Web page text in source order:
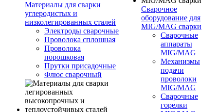
Материалы для сварки
углеродистых и
низколегированных сталей
Электроды сварочные
Проволока сплошная
Проволока
порошковая
Прутки присадочные
Флюс сварочный
Сварочное
оборудование для
MIG/MAG сварки
Сварочные
аппараты
MIG/MAG
Механизмы
подачи
проволоки
MIG/MAG
Сварочные
горелки